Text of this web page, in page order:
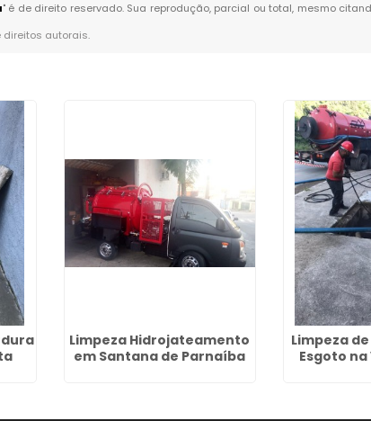
" é de direito reservado. Sua reprodução, parcial ou total, mesmo
direitos autorais.
Limpeza Hidrojateamento
em Santana de Parnaíba
Limpeza
Esgoto